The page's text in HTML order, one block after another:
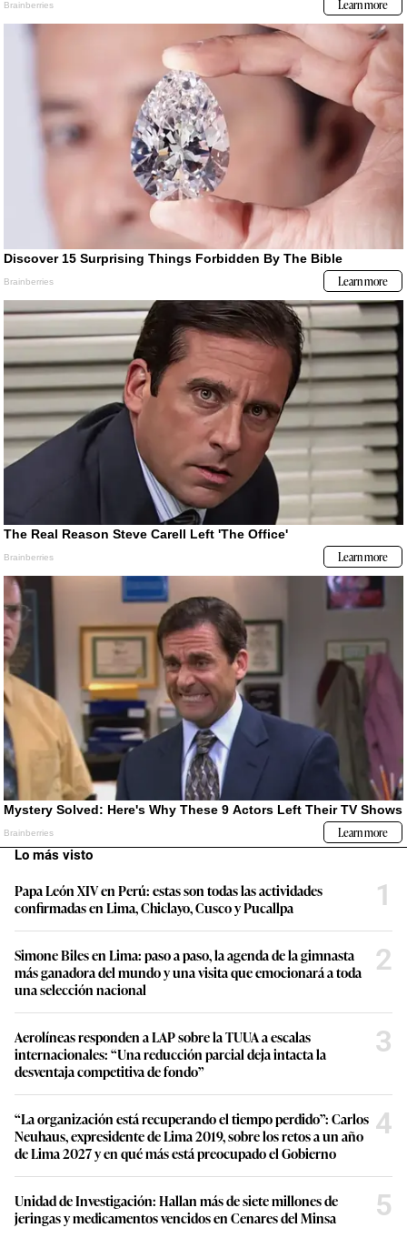
Lo más visto
Papa León XIV en Perú: estas son todas las actividades
confirmadas en Lima, Chiclayo, Cusco y Pucallpa
1
Simone Biles en Lima: paso a paso, la agenda de la gimnasta
más ganadora del mundo y una visita que emocionará a toda
una selección nacional
2
Aerolíneas responden a LAP sobre la TUUA a escalas
internacionales: “Una reducción parcial deja intacta la
desventaja competitiva de fondo”
3
“La organización está recuperando el tiempo perdido”: Carlos
Neuhaus, expresidente de Lima 2019, sobre los retos a un año
de Lima 2027 y en qué más está preocupado el Gobierno
4
Unidad de Investigación: Hallan más de siete millones de
jeringas y medicamentos vencidos en Cenares del Minsa
5